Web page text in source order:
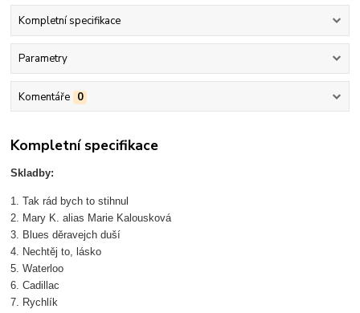
Kompletní specifikace
Parametry
Komentáře 0
Kompletní specifikace
Skladby:
1. Tak rád bych to stihnul
2. Mary K. alias Marie Kalousková
3. Blues děravejch duší
4. Nechtěj to, lásko
5. Waterloo
6. Cadillac
7. Rychlík